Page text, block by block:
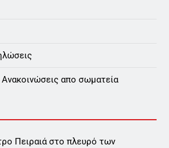
απο σωματεία
Πειραιά στο πλευρό των